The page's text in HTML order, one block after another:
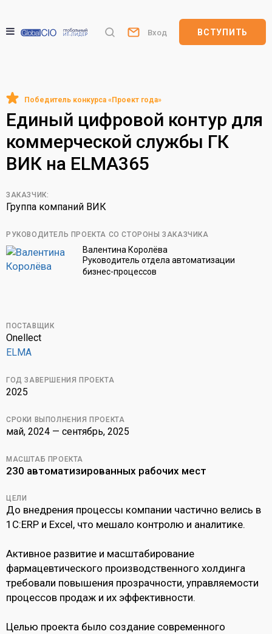
Вход ВСТУПИТЬ
Единый цифровой контур для
коммерческой службы ГК
ВИК на ELMA365
ЗАКАЗЧИК:
Группа компаний ВИК
РУКОВОДИТЕЛЬ ПРОЕКТА СО СТОРОНЫ ЗАКАЗЧИКА
Валентина Королёва
Руководитель отдела автоматизации
бизнес-процессов
ПОСТАВЩИК
Onellect
ELMA
ГОД ЗАВЕРШЕНИЯ ПРОЕКТА
2025
СРОКИ ВЫПОЛНЕНИЯ ПРОЕКТА
май, 2024 — сентябрь, 2025
МАСШТАБ ПРОЕКТА
230 автоматизированных рабочих мест
ЦЕЛИ
До внедрения процессы компании частично велись в
1С:ERP и Excel, что мешало контролю и аналитике.
Активное развитие и масштабирование
фармацевтического производственного холдинга
требовали повышения прозрачности, управляемости
процессов продаж и их эффективности.
Целью проекта было создание современного